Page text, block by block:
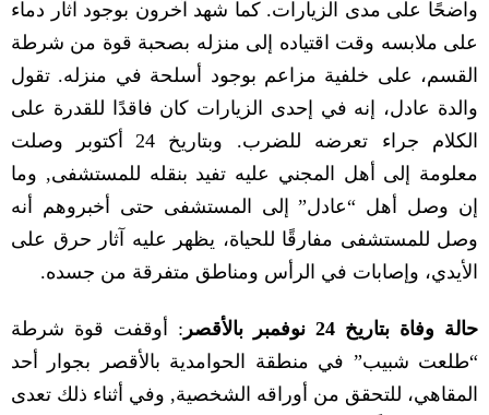
واضحًا على مدى الزيارات. كما شهد آخرون بوجود آثار دماء
على ملابسه وقت اقتياده إلى منزله بصحبة قوة من شرطة
القسم، على خلفية مزاعم بوجود أسلحة في منزله. تقول
والدة عادل، إنه في إحدى الزيارات كان فاقدًا للقدرة على
الكلام جراء تعرضه للضرب. وبتاريخ 24
أكتوبر وصلت
معلومة إلى أهل المجني عليه تفيد بنقله للمستشفى , وما
إن وصل أهل “عادل ” إلى المستشفى حتى أخبروهم أنه
وصل للمستشفى مفارقًا للحياة، يظهر عليه آثار حرق على
الأيدي، وإصابات في الرأس ومناطق متفرقة من جسده.
حالة وفاة بتاريخ 24 نوفمبر بالأقصر : أوقفت قوة شرطة
“طلعت شبيب” في منطقة الحوامدية بالأقصر بجوار أحد
المقاهي، للتحقق من أوراقه الشخصية, وفي أثناء ذلك تعدى